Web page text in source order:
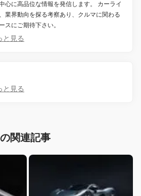
心に高品位な情報を発信します。 カーライ
業界動向を探る考察あり、クルマに関わる
スにご期待下さい。
と見る
と見る
関連記事